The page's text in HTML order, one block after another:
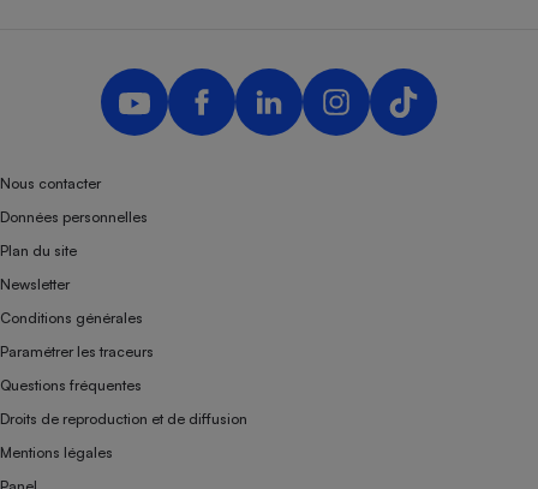
Nous contacter
Données personnelles
Plan du site
Newsletter
Conditions générales
Paramétrer les traceurs
Questions fréquentes
Droits de reproduction et de diffusion
Mentions légales